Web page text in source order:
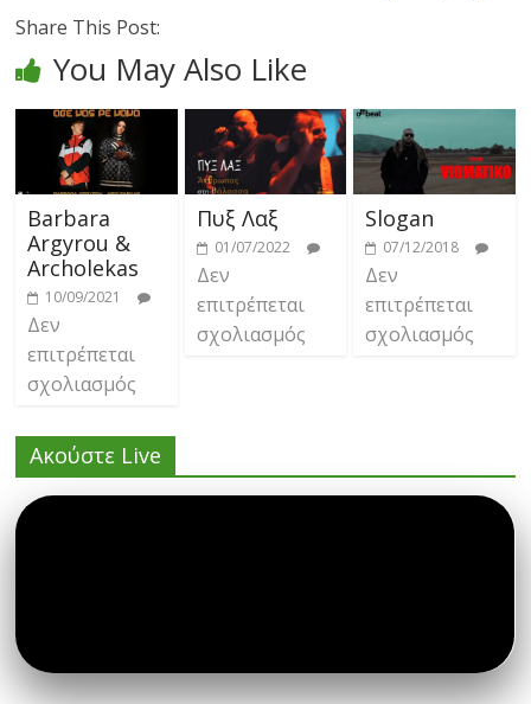
Share This Post:
You May Also Like
Barbara
Argyrou &
Archolekas
10/09/2021
Δεν
επιτρέπεται
σχολιασμός
Πυξ Λαξ
01/07/2022
Δεν
επιτρέπεται
σχολιασμός
Slogan
07/12/2018
Δεν
επιτρέπεται
σχολιασμός
Ακούστε Live